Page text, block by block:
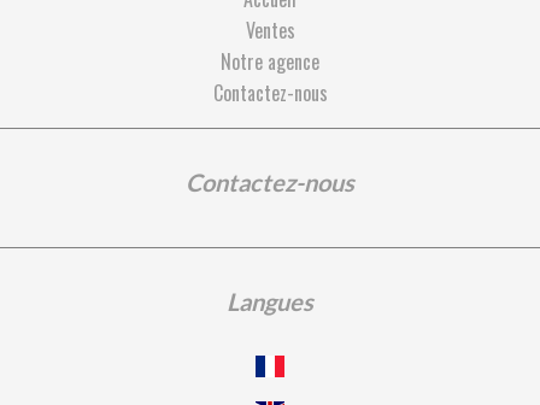
Ventes
Notre agence
Contactez-nous
Contactez-nous
Langues